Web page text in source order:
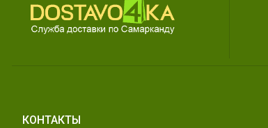
КОНТАКТЫ